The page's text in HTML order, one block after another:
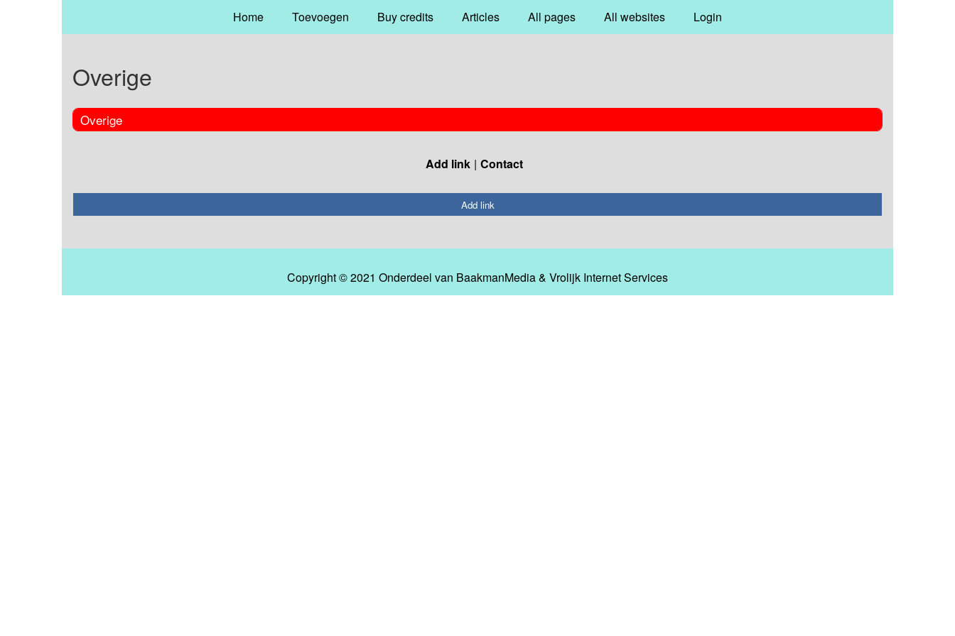
Home Toevoegen Buy credits Articles All pages All websites Login
Overige
Overige
Add link Contact
Add link
Copyright © 2021 Onderdeel van BaakmanMedia& Vrolijk Internet Services